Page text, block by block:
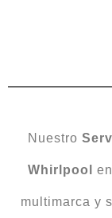
Nuestro
Whirlpool en
multimarca y